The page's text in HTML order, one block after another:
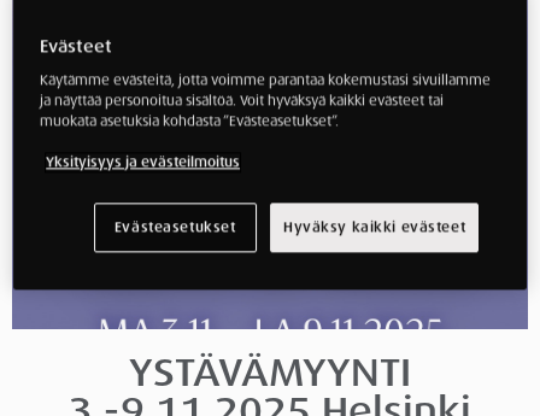
YSTÄVÄMYYNTI
Evästeet
Käytämme evästeitä, jotta voimme parantaa kokemustasi sivuillamme
ja näyttää personoitua sisältöä. Voit hyväksyä kaikki evästeet tai
muokata asetuksia kohdasta ”Evästeasetukset”.
Yksityisyys ja evästeilmoitus
Evästeasetukset Hyväksy kaikki evästeet